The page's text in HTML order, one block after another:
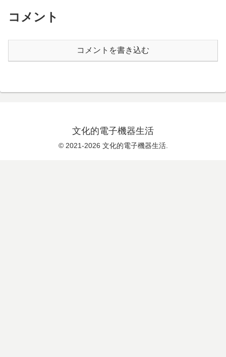
コメント
コメントを書き込む
文化的電子機器生活
© 2021-2026 文化的電子機器生活.